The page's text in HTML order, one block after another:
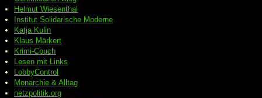
Helmut Wiesenthal
Institut Solidarische Moderne
Katja Kulin
Klaus Märkert
Krimi-Couch
Lesen mit Links
LobbyControl
Monarchie & Alltag
netzpolitik.org